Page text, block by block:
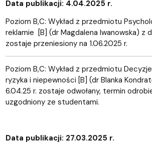
Data publikacji: 4.04.2025 r.
Poziom B,C: Wykład z przedmiotu
reklamie [B] (dr Magdalena Iwanowska) z
zostaje przeniesiony na 1.06.2025 r.
Poziom B,C: Wykład z przedmiotu
ryzyka i niepewności [B] (dr Blanka
6.04.25 r. zostaje odwołany, termin
uzgodniony ze studentami.
Data publikacji: 27.03.2025 r.